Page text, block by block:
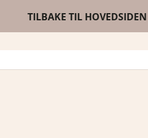
TILBAKE TIL HOVEDSIDEN